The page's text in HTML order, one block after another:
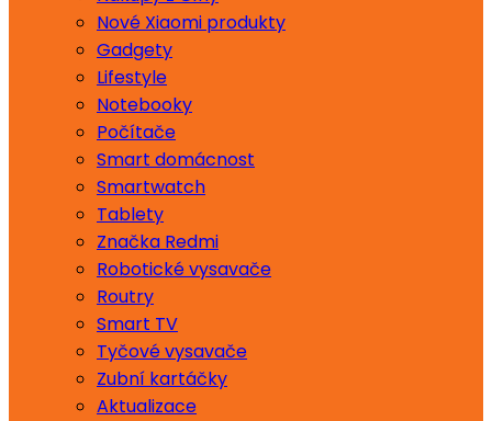
Nové Xiaomi produkty
Gadgety
Lifestyle
Notebooky
Počítače
Smart domácnost
Smartwatch
Tablety
Značka Redmi
Robotické vysavače
Routry
Smart TV
Tyčové vysavače
Zubní kartáčky
Aktualizace